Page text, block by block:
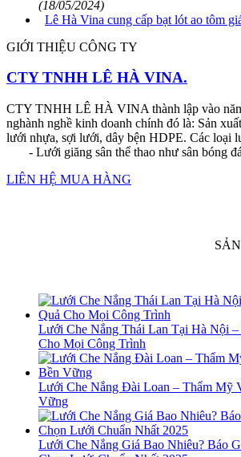
(18/05/2024)
Lê Hà Vina cung cấp bạt lót ao tôm
GIỚI THIỆU CÔNG TY
CTY TNHH LÊ HÀ VINA.
CTY TNHH LÊ HÀ VINA thành lập vào
nghành nghề kinh doanh chính đó là: Sản
lưới nhựa, sợi lưới, dây bện HDPE. Các loại
- Lưới giăng sân thể thao như sân bóng
LIÊN HỆ MUA HÀNG
Lưới Che Nắng Thái Lan Tại Hà Nội
Cho Mọi Công Trình
Lưới Che Nắng Đài Loan – Thẩm Mỹ
Vững
Lưới Che Nắng Giá Bao Nhiêu? Báo